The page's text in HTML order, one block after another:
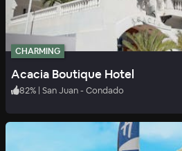
CHARMING
Acacia Boutique Hotel
82% | San Juan - Condado